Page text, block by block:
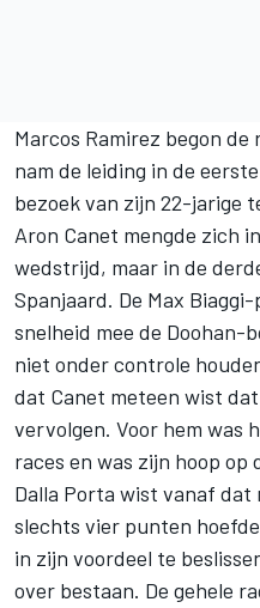
Marcos Ramirez begon
nam de leiding in de
bezoek van zijn 22-jarige
Aron Canet mengde zich
wedstrijd, maar in de
Spanjaard. De Max
snelheid mee de Doohan-
niet onder controle
dat Canet meteen wist
vervolgen. Voor hem was
races en was zijn hoop
Dalla Porta wist vanaf dat
slechts vier punten
in zijn voordeel te
over bestaan. De gehele